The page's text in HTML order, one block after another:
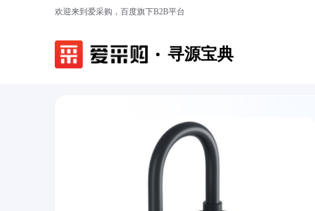
欢迎来到爱采购，百度旗下B2B平台
寻源宝典